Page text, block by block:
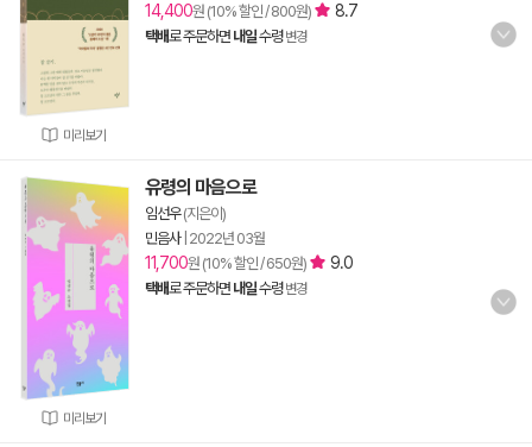
미리보기
14,400원 (10% 할인 / 800원) 8.7
택배로 주문하면 내일수령 변경
미리보기
유령의 마음으로
임선우(지은이)
민음사| 2022년 03월
11,700원 (10% 할인 / 650원) 9.0
택배로 주문하면 내일수령 변경